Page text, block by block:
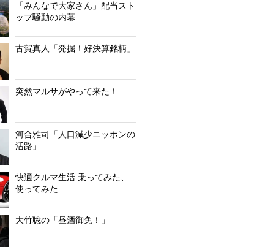
「みんなで大家さん」配当スト
ップ騒動の内幕
古賀真人「発掘！好決算銘柄」
突然マルサがやって来た！
河合雅司「人口減少ニッポンの
活路」
快適クルマ生活 乗ってみた、
使ってみた
大竹聡の「昼酒御免！」